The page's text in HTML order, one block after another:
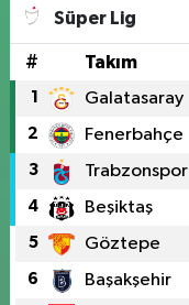
Süper Lig
# Takım
1 Galatasaray
2 Fenerbahçe
3 Trabzonspor
4 Beşiktaş
5 Göztepe
6 Başakşehir